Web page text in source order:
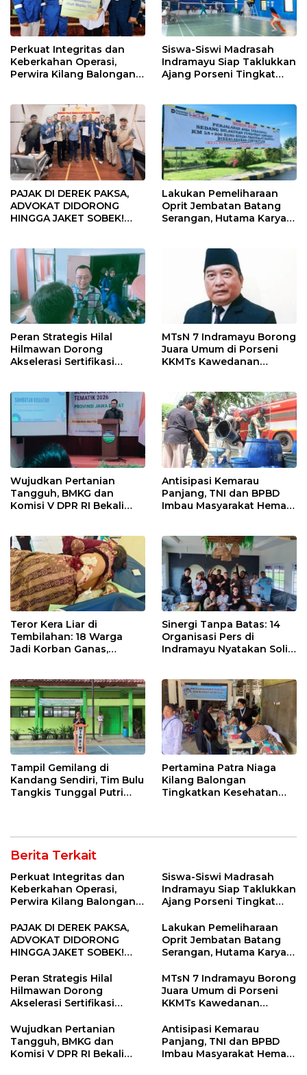
Perkuat Integritas dan
Keberkahan Operasi,
Perwira Kilang Balongan
Siswa-Siswi Madrasah
Indramayu Siap Taklukkan
Ajang Porseni Tingkat
PAJAK DI DEREK PAKSA,
ADVOKAT DIDORONG
HINGGA JAKET SOBEK!
Pekanbaru!
Lakukan Pemeliharaan
Oprit Jembatan Batang
Serangan, Hutama Karya
Peran Strategis Hilal
Hilmawan Dorong
Akselerasi Sertifikasi
Indramayu
MTsN 7 Indramayu Borong
Juara Umum di Porseni
KKMTs Kawedanan
Wujudkan Pertanian
Tangguh, BMKG dan
Komisi V DPR RI Bekali
Antisipasi Kemarau
Panjang, TNI dan BPBD
Imbau Masyarakat Hemat
Teror Kera Liar di
Tembilahan: 18 Warga
Jadi Korban Ganas,
Sinergi Tanpa Batas: 14
Organisasi Pers di
Indramayu Nyatakan Solid
Tampil Gemilang di
Kandang Sendiri, Tim Bulu
Tangkis Tunggal Putri
Pertamina Patra Niaga
Kilang Balongan
Tingkatkan Kesehatan
Berita Terkait
Perkuat Integritas dan
Keberkahan Operasi,
Perwira Kilang Balongan
Siswa-Siswi Madrasah
Indramayu Siap Taklukkan
Ajang Porseni Tingkat
PAJAK DI DEREK PAKSA,
ADVOKAT DIDORONG
HINGGA JAKET SOBEK!
Ngamuk Kepung Polresta
Pekanbaru!
Lakukan Pemeliharaan
Oprit Jembatan Batang
Serangan, Hutama Karya
55 Tol Binjai–Langsa
Peran Strategis Hilal
Hilmawan Dorong
Akselerasi Sertifikasi
Entaskan Kemiskinan di
Indramayu
MTsN 7 Indramayu Borong
Juara Umum di Porseni
KKMTs Kawedanan
Wujudkan Pertanian
Tangguh, BMKG dan
Komisi V DPR RI Bekali
Antisipasi Kemarau
Panjang, TNI dan BPBD
Imbau Masyarakat Hemat